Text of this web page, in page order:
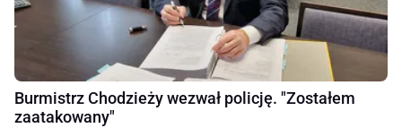
Burmistrz Chodzieży wezwał policję. "Zostałem
zaatakowany"